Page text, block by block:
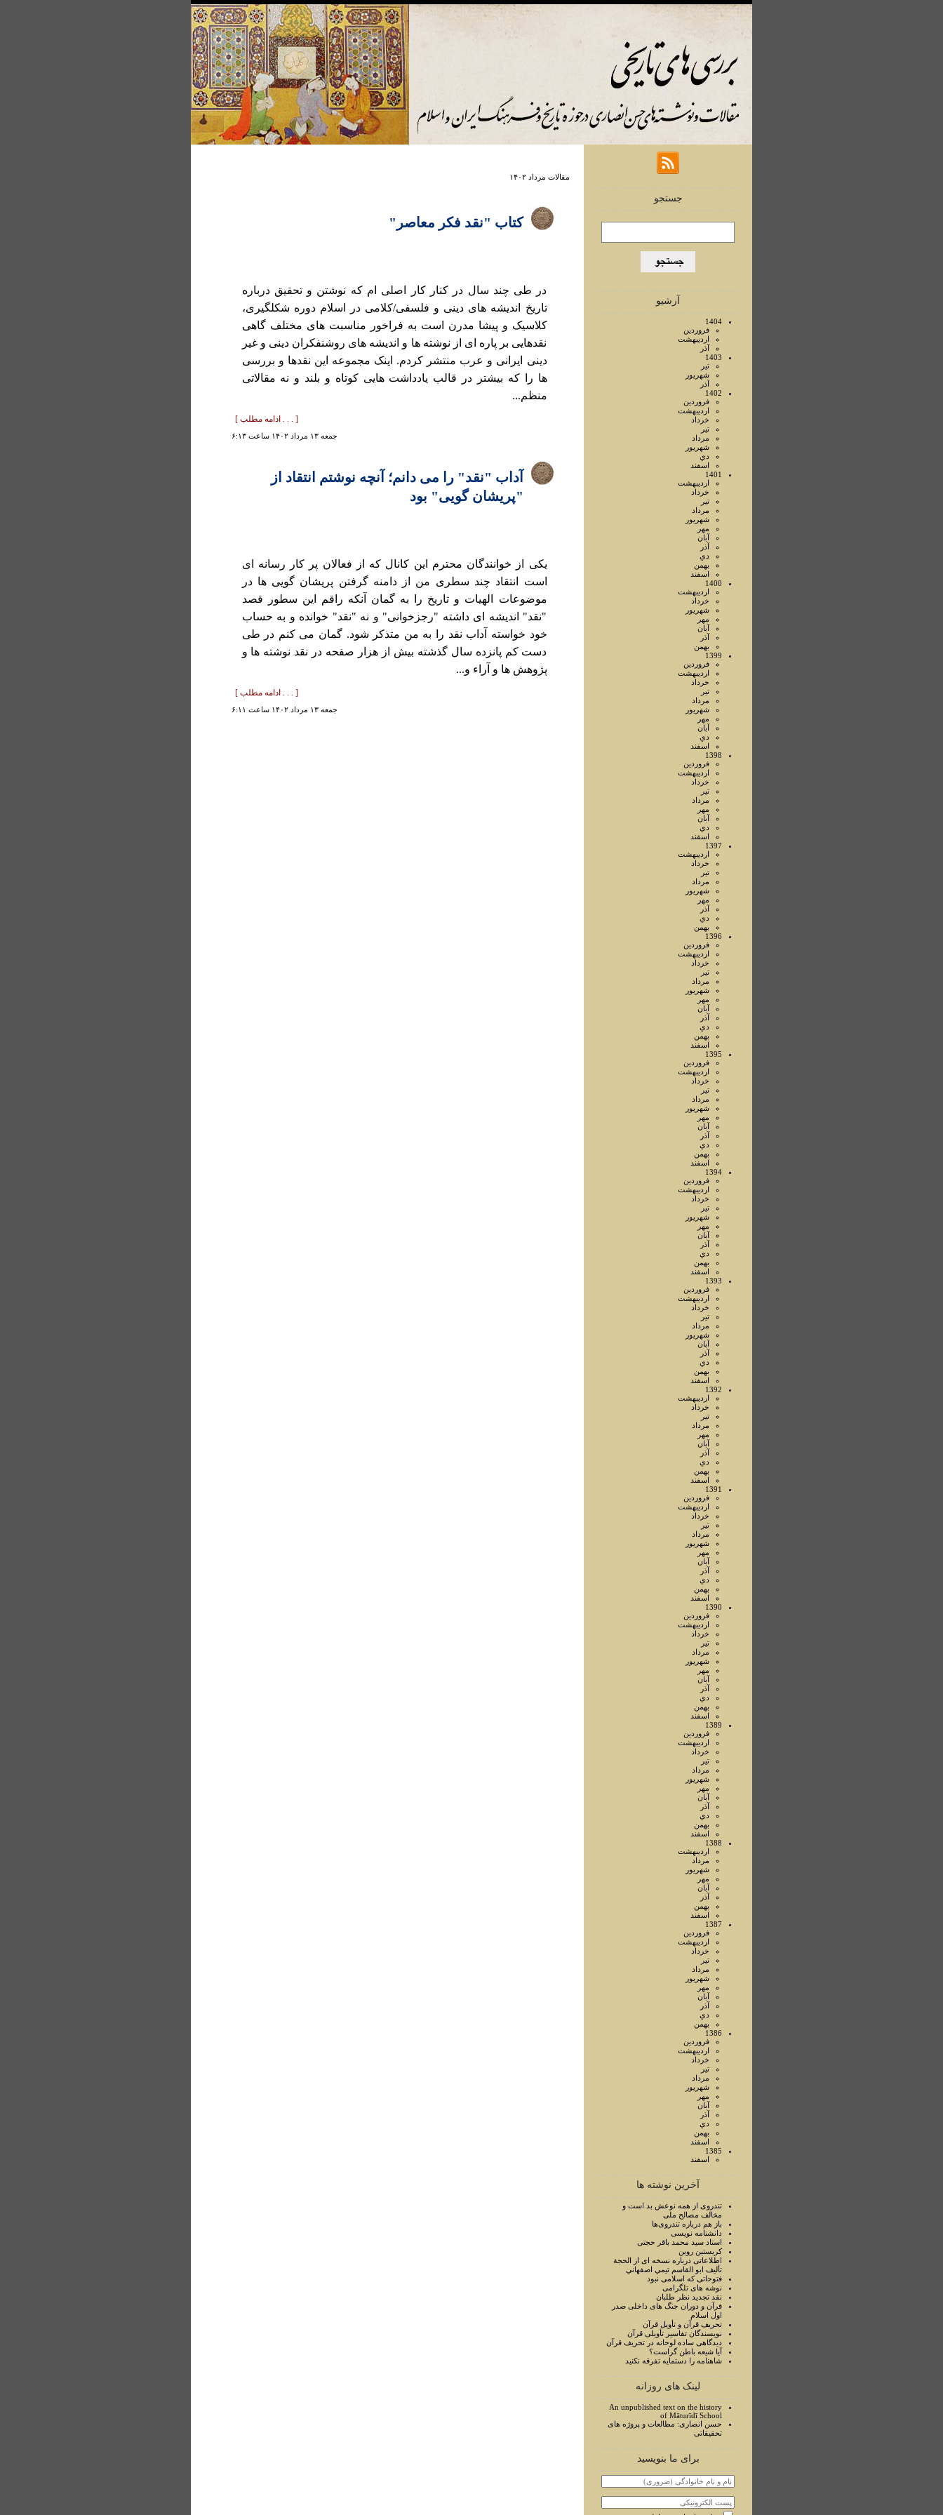
جستجو
آرشیو
1404
فروردين
ارديبهشت
آذر
1403
تير
شهريور
آذر
1402
فروردين
ارديبهشت
خرداد
تير
مرداد
شهريور
دي
اسفند
1401
ارديبهشت
خرداد
تير
مرداد
شهريور
مهر
آبان
آذر
دي
بهمن
اسفند
1400
ارديبهشت
خرداد
شهريور
مهر
آبان
آذر
بهمن
1399
فروردين
ارديبهشت
خرداد
تير
مرداد
شهريور
مهر
آبان
دي
اسفند
1398
فروردين
ارديبهشت
خرداد
تير
مرداد
مهر
آبان
دي
اسفند
1397
ارديبهشت
خرداد
تير
مرداد
شهريور
مهر
آذر
دي
بهمن
1396
فروردين
ارديبهشت
خرداد
تير
مرداد
شهريور
مهر
آبان
آذر
دي
بهمن
اسفند
1395
فروردين
ارديبهشت
خرداد
تير
مرداد
شهريور
مهر
آبان
آذر
دي
بهمن
اسفند
1394
فروردين
ارديبهشت
خرداد
تير
شهريور
مهر
آبان
آذر
دي
بهمن
اسفند
1393
فروردين
ارديبهشت
خرداد
تير
مرداد
شهريور
آبان
آذر
دي
بهمن
اسفند
1392
ارديبهشت
خرداد
تير
مرداد
مهر
آبان
آذر
دي
بهمن
اسفند
1391
فروردين
ارديبهشت
خرداد
تير
مرداد
شهريور
مهر
آبان
آذر
دي
بهمن
اسفند
1390
فروردين
ارديبهشت
خرداد
تير
مرداد
شهريور
مهر
آبان
آذر
دي
بهمن
اسفند
1389
فروردين
ارديبهشت
خرداد
تير
مرداد
شهريور
مهر
آبان
آذر
دي
بهمن
اسفند
1388
ارديبهشت
مرداد
شهريور
مهر
آبان
آذر
بهمن
اسفند
1387
فروردين
ارديبهشت
خرداد
تير
مرداد
شهريور
مهر
آبان
آذر
دي
بهمن
1386
فروردين
ارديبهشت
خرداد
تير
مرداد
شهريور
مهر
آبان
آذر
دي
بهمن
اسفند
1385
اسفند
آخرین نوشته ها
تندروی از همه نوعش بد است و
مخالف مصالح ملی
باز هم درباره تندروی‌ها
دانشنامه نویسی
استاد سيد محمد باقر حجتی
کریستین روبن
اطلاعاتی درباره نسخه ای از الحجة
تأليف ابو القاسم تيمي اصفهاني
فتوحاتی که اسلامی نبود
نوشه های تلگرامی
نقد تجدید نظر طلبان
قرآن و دوران جنگ های داخلی صدر
اول اسلام
تحريف قرآن و تأويل قرآن
نويسندگان تفاسير تأويلی قرآن
ديدگاهی ساده لوحانه در تحريف قرآن
آيا شيعه باطن گراست؟
شاهنامه را دستمايه تفرقه نکنيد
لینک های روزانه
An unpublished text on the history
of Māturīdī School
حسن انصاری: مطالعات و پروژه های
تحقیقاتی
برای ما بنویسید
مقالات مرداد ۱۴۰۲
کتاب "نقد فکر معاصر"
در طی چند سال در کنار کار اصلی ام که نوشتن و تحقیق درباره
تاریخ اندیشه های دینی و فلسفی/کلامی در اسلام دوره شکلگیری،
کلاسيک و پيشا مدرن است به فراخور مناسبت های مختلف گاهی
نقدهایی بر پاره ای از نوشته ها و انديشه های روشنفکران دینی و غیر
دینی ایرانی و عرب منتشر کردم. اینک مجموعه این نقدها و بررسی
ها را که بیشتر در قالب یادداشت هایی کوتاه و بلند و نه مقالاتی
منظم...
[ . . . ادامه مطلب ]
جمعه ۱۳ مرداد ۱۴۰۲ ساعت ۶:۱۳
آداب "نقد" را می دانم؛ آنچه نوشتم انتقاد از
"پريشان گویی" بود
يکی از خوانندگان محترم اين کانال که از فعالان پر کار رسانه ای
است انتقاد چند سطری من از دامنه گرفتن پريشان گویی ها در
موضوعات الهيات و تاريخ را به گمان آنکه راقم اين سطور قصد
"نقد" انديشه ای داشته "رجزخوانی" و نه "نقد" خوانده و به حساب
خود خواسته آداب نقد را به من متذکر شود. گمان می کنم در طی
دست کم پانزده سال گذشته بيش از هزار صفحه در نقد نوشته ها و
پژوهش ها و آراء و...
[ . . . ادامه مطلب ]
جمعه ۱۳ مرداد ۱۴۰۲ ساعت ۶:۱۱